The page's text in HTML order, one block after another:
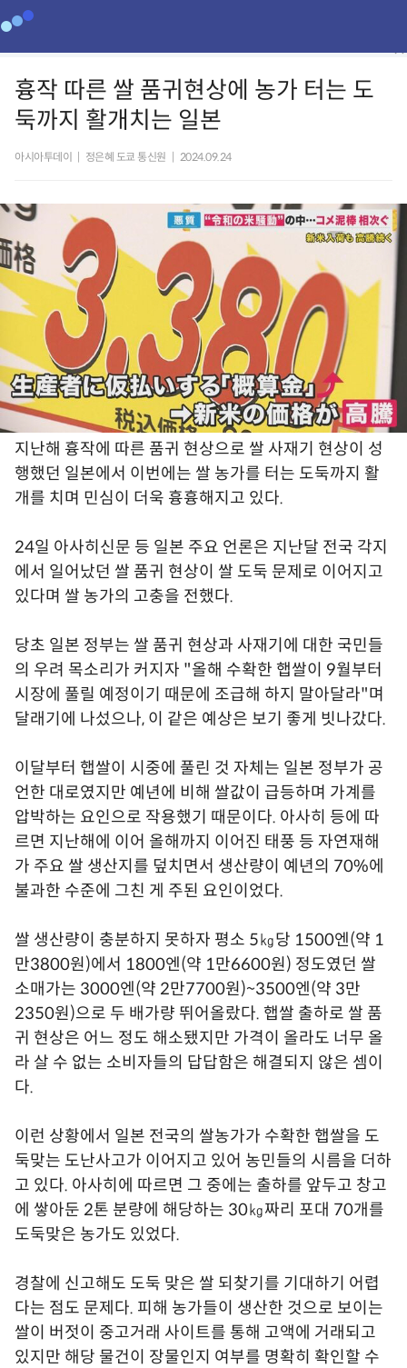
흉작 따른 쌀 품귀현상에 농가 터는 도
둑까지 활개치는 일본
아시아투데이 정은혜 도쿄 통신원 2024.09.24
지난해 흉작에 따른 품귀 현상으로 쌀 사재기 현상이 성
행했던 일본에서 이번에는 쌀 농가를 터는 도둑까지 활
개를 치며 민심이 더욱 흉흉해지고 있다.
24일 아사히신문 등 일본 주요 언론은 지난달 전국 각지
에서 일어났던 쌀 품귀 현상이 쌀 도둑 문제로 이어지고
있다며 쌀 농가의 고충을 전했다.
당초 일본 정부는 쌀 품귀 현상과 사재기에 대한 국민들
의 우려 목소리가 커지자 "올해 수확한 햅쌀이 9월부터
시장에 풀릴 예정이기 때문에 조급해 하지 말아달라"며
달래기에 나섰으나, 이 같은 예상은 보기 좋게 빗나갔다.
이달부터 햅쌀이 시중에 풀린 것 자체는 일본 정부가 공
언한 대로였지만 예년에 비해 쌀값이 급등하며 가계를
압박하는 요인으로 작용했기 때문이다. 아사히 등에 따
르면 지난해에 이어 올해까지 이어진 태풍 등 자연재해
가 주요 쌀 생산지를 덮치면서 생산량이 예년의 70%에
불과한 수준에 그친 게 주된 요인이었다.
쌀 생산량이 충분하지 못하자 평소 5㎏당 1500엔(약 1
만3800원)에서 1800엔(약 1만6600원) 정도였던 쌀
소매가는 3000엔(약 2만7700원)~3500엔(약 3만
2350원)으로 두 배가량 뛰어올랐다. 햅쌀 출하로 쌀 품
귀 현상은 어느 정도 해소됐지만 가격이 올라도 너무 올
라 살 수 없는 소비자들의 답답함은 해결되지 않은 셈이
다.
이런 상황에서 일본 전국의 쌀농가가 수확한 햅쌀을 도
둑맞는 도난사고가 이어지고 있어 농민들의 시름을 더하
고 있다. 아사히에 따르면 그 중에는 출하를 앞두고 창고
에 쌓아둔 2톤 분량에 해당하는 30㎏짜리 포대 70개를
도둑맞은 농가도 있었다.
경찰에 신고해도 도둑 맞은 쌀 되찾기를 기대하기 어렵
다는 점도 문제다. 피해 농가들이 생산한 것으로 보이는
쌀이 버젓이 중고거래 사이트를 통해 고액에 거래되고
있지만 해당 물건이 장물인지 여부를 명확히 확인할 수